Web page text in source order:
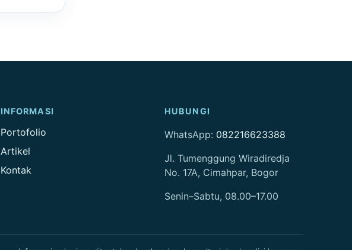
INFORMASI
Portofolio
Artikel
Kontak
HUBUNGI
WhatsApp: 082216623388
Jl. Tumenggung Wiradiredja
No. 17A, Cimahpar, Bogor
Senin–Sabtu, 08.00–17.00